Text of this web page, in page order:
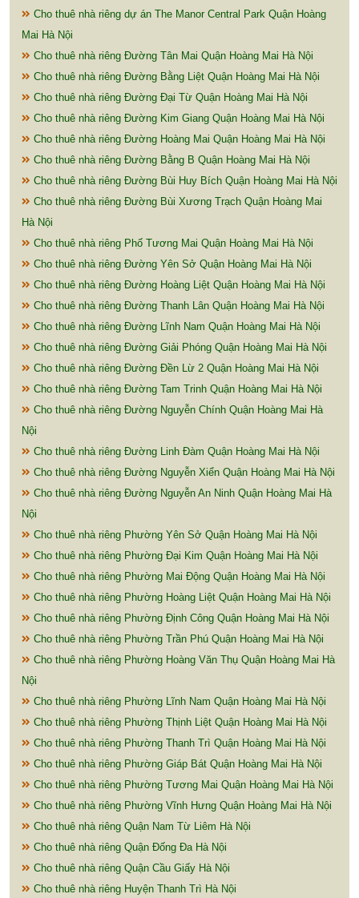
Cho thuê nhà riêng dự án The Manor Central Park Quận Hoàng
Mai Hà Nội
Cho thuê nhà riêng Đường Tân Mai Quận Hoàng Mai Hà Nội
Cho thuê nhà riêng Đường Bằng Liệt Quận Hoàng Mai Hà Nội
Cho thuê nhà riêng Đường Đại Từ Quận Hoàng Mai Hà Nội
Cho thuê nhà riêng Đường Kim Giang Quận Hoàng Mai Hà Nội
Cho thuê nhà riêng Đường Hoàng Mai Quận Hoàng Mai Hà Nội
Cho thuê nhà riêng Đường Bằng B Quận Hoàng Mai Hà Nội
Cho thuê nhà riêng Đường Bùi Huy Bích Quận Hoàng Mai Hà Nội
Cho thuê nhà riêng Đường Bùi Xương Trạch Quận Hoàng Mai
Hà Nội
Cho thuê nhà riêng Phố Tương Mai Quận Hoàng Mai Hà Nội
Cho thuê nhà riêng Đường Yên Sở Quận Hoàng Mai Hà Nội
Cho thuê nhà riêng Đường Hoàng Liệt Quận Hoàng Mai Hà Nội
Cho thuê nhà riêng Đường Thanh Lân Quận Hoàng Mai Hà Nội
Cho thuê nhà riêng Đường Lĩnh Nam Quận Hoàng Mai Hà Nội
Cho thuê nhà riêng Đường Giải Phóng Quận Hoàng Mai Hà Nội
Cho thuê nhà riêng Đường Đền Lừ 2 Quận Hoàng Mai Hà Nội
Cho thuê nhà riêng Đường Tam Trinh Quận Hoàng Mai Hà Nội
Cho thuê nhà riêng Đường Nguyễn Chính Quận Hoàng Mai Hà
Nội
Cho thuê nhà riêng Đường Linh Đàm Quận Hoàng Mai Hà Nội
Cho thuê nhà riêng Đường Nguyễn Xiển Quận Hoàng Mai Hà Nội
Cho thuê nhà riêng Đường Nguyễn An Ninh Quận Hoàng Mai Hà
Nội
Cho thuê nhà riêng Phường Yên Sở Quận Hoàng Mai Hà Nội
Cho thuê nhà riêng Phường Đại Kim Quận Hoàng Mai Hà Nội
Cho thuê nhà riêng Phường Mai Động Quận Hoàng Mai Hà Nội
Cho thuê nhà riêng Phường Hoàng Liệt Quận Hoàng Mai Hà Nội
Cho thuê nhà riêng Phường Định Công Quận Hoàng Mai Hà Nội
Cho thuê nhà riêng Phường Trần Phú Quận Hoàng Mai Hà Nội
Cho thuê nhà riêng Phường Hoàng Văn Thụ Quận Hoàng Mai Hà
Nội
Cho thuê nhà riêng Phường Lĩnh Nam Quận Hoàng Mai Hà Nội
Cho thuê nhà riêng Phường Thịnh Liệt Quận Hoàng Mai Hà Nội
Cho thuê nhà riêng Phường Thanh Trì Quận Hoàng Mai Hà Nội
Cho thuê nhà riêng Phường Giáp Bát Quận Hoàng Mai Hà Nội
Cho thuê nhà riêng Phường Tương Mai Quận Hoàng Mai Hà Nội
Cho thuê nhà riêng Phường Vĩnh Hưng Quận Hoàng Mai Hà Nội
Cho thuê nhà riêng Quận Nam Từ Liêm Hà Nội
Cho thuê nhà riêng Quận Đống Đa Hà Nội
Cho thuê nhà riêng Quận Cầu Giấy Hà Nội
Cho thuê nhà riêng Huyện Thanh Trì Hà Nội